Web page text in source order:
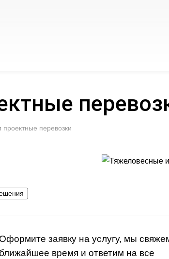
перевозки
Оформите заявку на услугу, мы
ближайшее время и ответим на все